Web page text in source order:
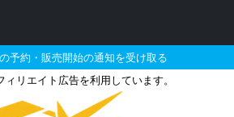
予約・販売開始の通知を受け取る
ィリエイト広告を利用しています。
ダムエアリアルと